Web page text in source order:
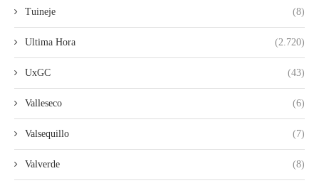
Tuineje (8)
Ultima Hora (2.720)
UxGC (43)
Valleseco (6)
Valsequillo (7)
Valverde (8)